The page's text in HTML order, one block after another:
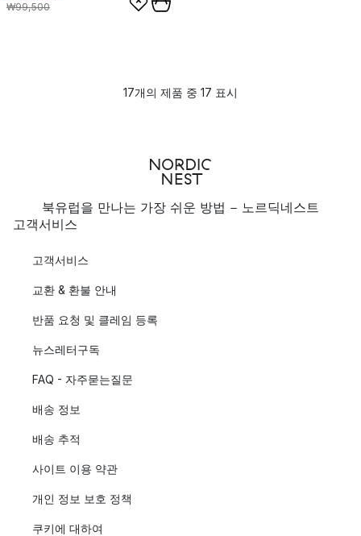
₩99,500
17개의 제품 중 17 표시
북유럽을 만나는 가장 쉬운 방법 - 노르딕네스트
고객서비스
고객서비스
교환 & 환불 안내
반품 요청 및 클레임 등록
뉴스레터구독
FAQ - 자주묻는질문
배송 정보
배송 추적
사이트 이용 약관
개인 정보 보호 정책
쿠키에 대하여